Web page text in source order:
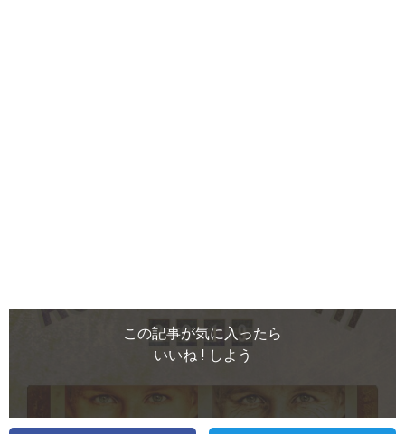
この記事が気に入ったら
いいね ! しよう